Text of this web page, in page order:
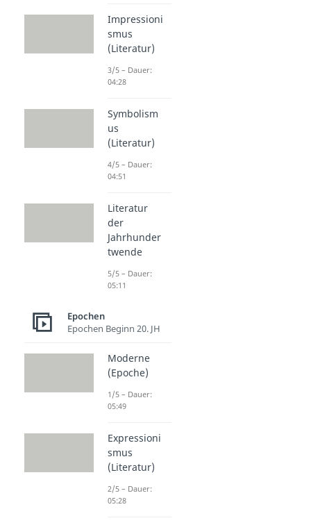
Impressioni
smus
(Literatur)
3/5 – Dauer:
04:28
Symbolism
us
(Literatur)
4/5 – Dauer:
04:51
Literatur
der
Jahrhunder
twende
5/5 – Dauer:
05:11
Epochen
Epochen Beginn 20. JH
Moderne
(Epoche)
1/5 – Dauer:
05:49
Expressioni
smus
(Literatur)
2/5 – Dauer:
05:28